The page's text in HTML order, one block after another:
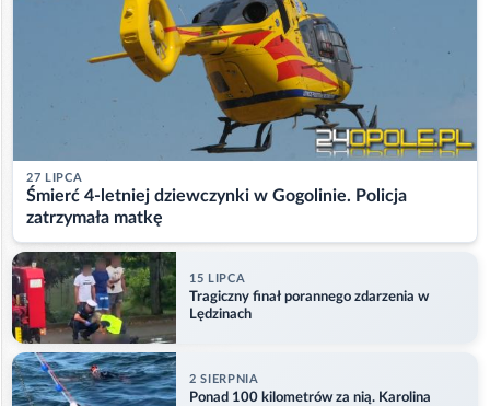
27 LIPCA
Śmierć 4-letniej dziewczynki w Gogolinie. Policja
zatrzymała matkę
15 LIPCA
Tragiczny finał porannego zdarzenia w
Lędzinach
2 SIERPNIA
Ponad 100 kilometrów za nią. Karolina